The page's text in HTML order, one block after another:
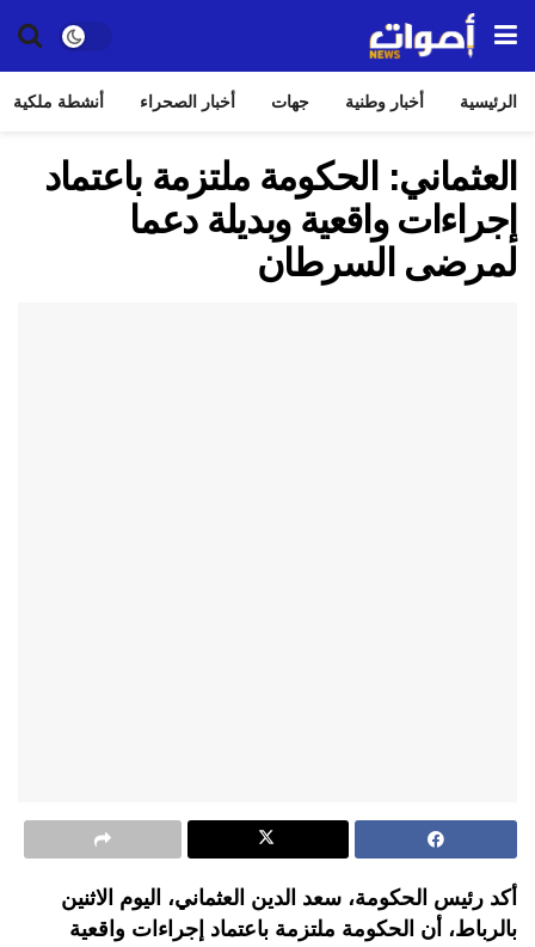
الرئيسية أخبار وطنية جهات أخبار الصحراء أنشطة ملكية
العثماني: الحكومة ملتزمة باعتماد
إجراءات واقعية وبديلة دعما
لمرضى السرطان
أكد رئيس الحكومة، سعد الدين العثماني، اليوم الاثنين
بالرباط، أن الحكومة ملتزمة باعتماد إجراءات واقعية